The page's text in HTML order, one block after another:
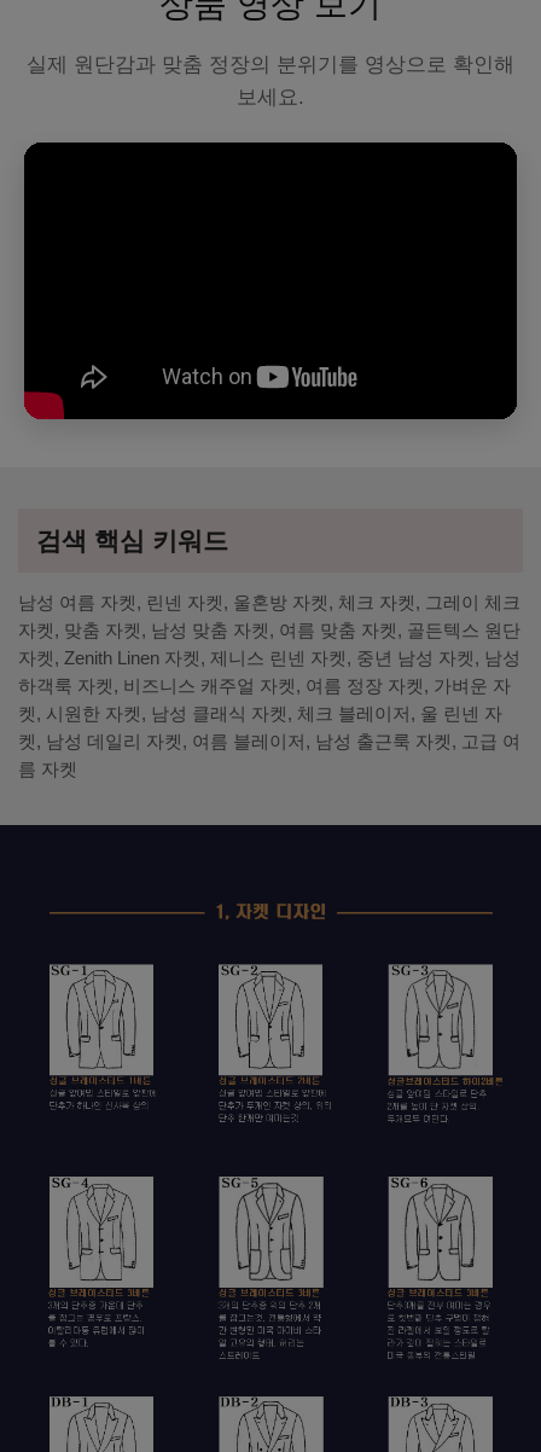
실제 원단감과 맞춤 정장의 분위기를 영상으로 확인해
보세요.
검색 핵심 키워드
남성 여름 자켓, 린넨 자켓, 울혼방 자켓, 체크 자켓, 그레이 체크
자켓, 맞춤 자켓, 남성 맞춤 자켓, 여름 맞춤 자켓, 골든텍스 원단
자켓, Zenith Linen 자켓, 제니스 린넨 자켓, 중년 남성 자켓, 남성
하객룩 자켓, 비즈니스 캐주얼 자켓, 여름 정장 자켓, 가벼운 자
켓, 시원한 자켓, 남성 클래식 자켓, 체크 블레이저, 울 린넨 자
켓, 남성 데일리 자켓, 여름 블레이저, 남성 출근룩 자켓, 고급 여
름 자켓